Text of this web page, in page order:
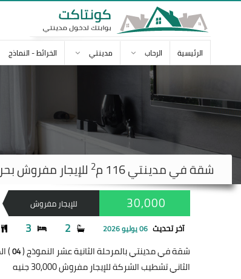
الرئيسية الرحاب مدينتي الخرائط - النماذج
شقة فيمدينتي 2 للإيجار مفروش بحري
للإيجار مفروش 30,000
آخر تحديث 06 يوليو 2026 2
3
شقة في مدينتي بالمرحلة الثانية عشر النموذج (04
)
الثاني تشطيب الشركة للإيجار مفروش 30,000 جنيه